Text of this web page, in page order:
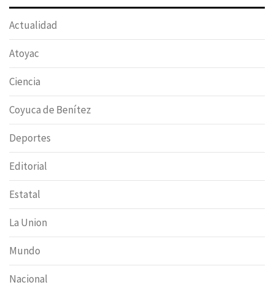
Actualidad
Atoyac
Ciencia
Coyuca de Benítez
Deportes
Editorial
Estatal
La Union
Mundo
Nacional